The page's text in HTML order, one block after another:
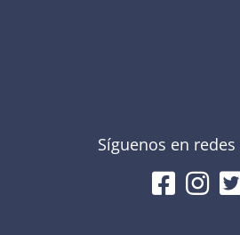
Síguenos en